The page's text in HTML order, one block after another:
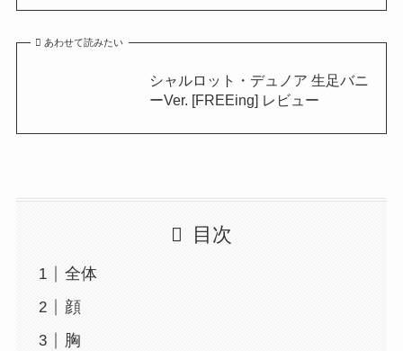
あわせて読みたい
シャルロット・デュノア 生足バニ
ーVer. [FREEing] レビュー
目次
全体
顔
胸